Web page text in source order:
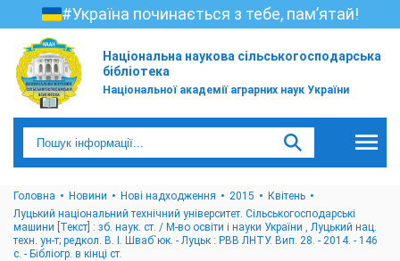
#Україна починається з тебе, пам’ятай!
Національна наукова сільськогосподарська
бібліотека
Національної академії аграрних наук України
Головна Новини Нові надходження 2015
Квітень
Луцький національний технічний університет. Сільськогосподарські
машини [Текст] : зб. наук. ст. / М-во освіти і науки України , Луцький нац.
техн. ун-т; редкол. В. І. Шваб`юк. - Луцьк : РВВ ЛНТУ. Вип. 28. - 2014. - 146
с. - Бібліогр. в кінці ст.